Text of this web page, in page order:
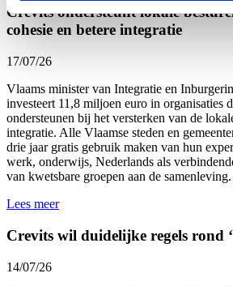
Crevits ondersteunt lokale
cohesie en betere integratie
17/07/26
Vlaams minister van Integratie en
investeert 11,8 miljoen euro in organisaties
ondersteunen bij het versterken van de
integratie. Alle Vlaamse steden en
drie jaar gratis gebruik maken van hun
werk, onderwijs, Nederlands als
van kwetsbare groepen aan de samenleving.
Lees meer
Crevits wil duidelijke regels rond
14/07/26